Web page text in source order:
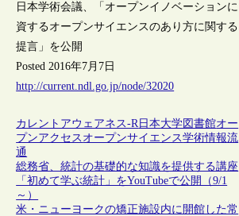
日本学術会議、「オープンイノベーションに
資するオープンサイエンスのあり方に関する
提言」を公開
Posted 2016年7月7日
http://current.ndl.go.jp/node/32020
カレントアウェアネス-R 日本大学図書館オー
プンアクセス オープンサイエンス学術情報流
通
総務省、統計の基礎的な知識を提供する講座
「初めて学ぶ統計」をYouTubeで公開（9/1
～）
米・ニューヨークの矯正施設内に開館した常